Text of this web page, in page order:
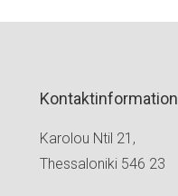
Kontaktinformation
Karolou Ntil 21,
Thessaloniki 546 23